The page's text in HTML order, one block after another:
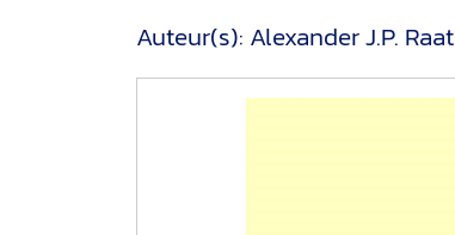
Auteur(s): Alexander J.P. Raat